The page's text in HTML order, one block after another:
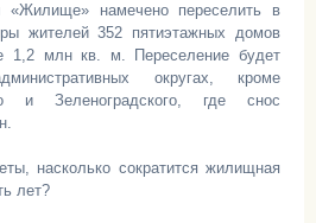
намечено переселить в
жителей 352 пятиэтажных домов
1,2 млн кв. м. Переселение будет
округах, кроме
и Зеленоградского, где снос
насколько сократится жилищная
лет?